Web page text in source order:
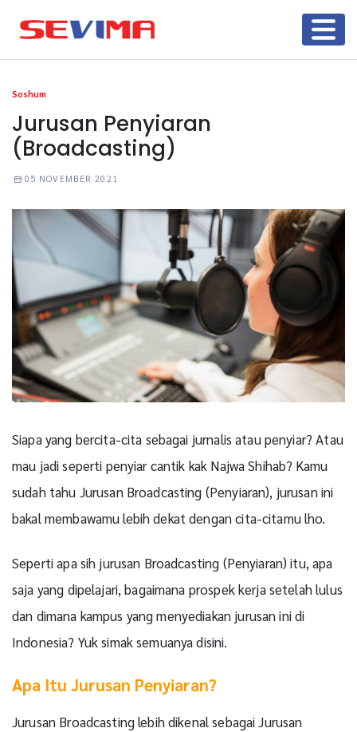
Soshum
Jurusan Penyiaran
(Broadcasting)
05 NOVEMBER 2021
Siapa yang bercita-cita sebagai jurnalis atau penyiar? Atau
mau jadi seperti penyiar cantik kak Najwa Shihab? Kamu
sudah tahu Jurusan Broadcasting (Penyiaran), jurusan ini
bakal membawamu lebih dekat dengan cita-citamu lho.
Seperti apa sih jurusan Broadcasting (Penyiaran) itu, apa
saja yang dipelajari, bagaimana prospek kerja setelah lulus
dan dimana kampus yang menyediakan jurusan ini di
Indonesia? Yuk simak semuanya disini.
Apa Itu Jurusan Penyiaran?
Jurusan Broadcasting lebih dikenal sebagai Jurusan